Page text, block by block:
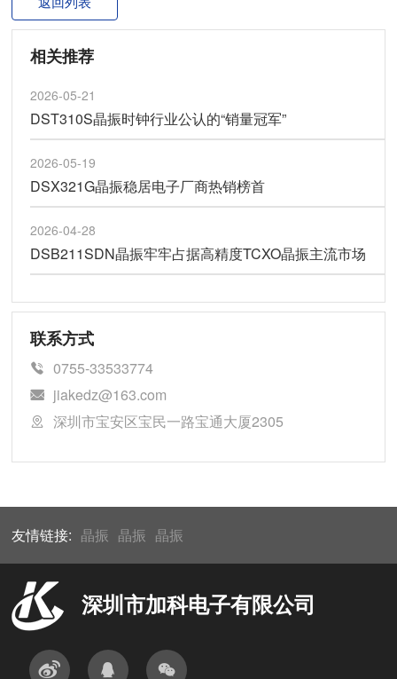
相关推荐
2026-05-21
DST310S晶振时钟行业公认的“销量冠军”
2026-05-19
DSX321G晶振稳居电子厂商热销榜首
2026-04-28
DSB211SDN晶振牢牢占据高精度TCXO晶振主流市场
联系方式
0755-33533774
jiakedz@163.com
深圳市宝安区宝民一路宝通大厦2305
友情链接: 晶振 晶振 晶振
深圳市加科电子有限公司